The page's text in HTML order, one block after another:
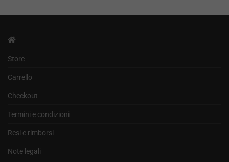
Store
Carrello
Checkout
Termini e condizioni
Resi e rimborsi
Note legali